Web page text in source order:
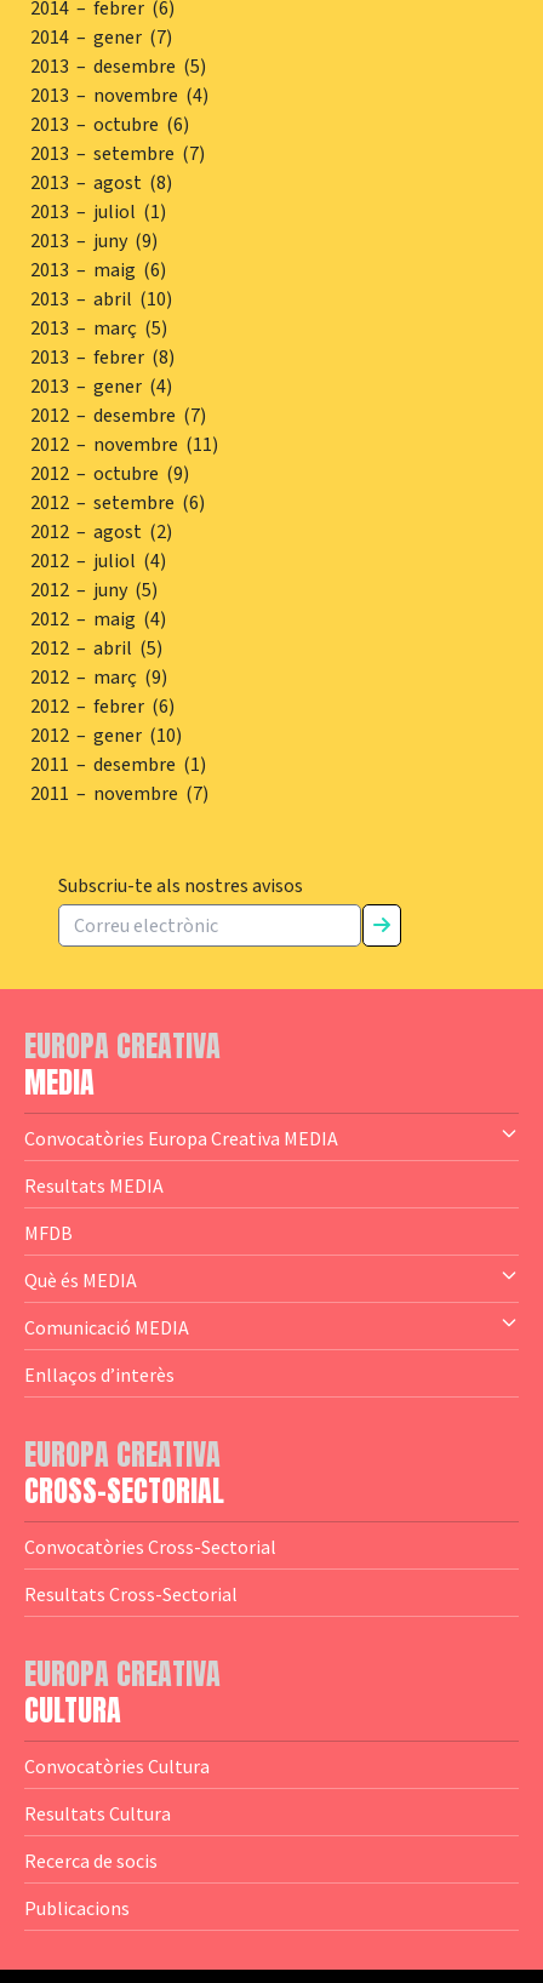
2014 – febrer (6)
2014 – gener (7)
2013 – desembre (5)
2013 – novembre (4)
2013 – octubre (6)
2013 – setembre (7)
2013 – agost (8)
2013 – juliol (1)
2013 – juny (9)
2013 – maig (6)
2013 – abril (10)
2013 – març (5)
2013 – febrer (8)
2013 – gener (4)
2012 – desembre (7)
2012 – novembre (11)
2012 – octubre (9)
2012 – setembre (6)
2012 – agost (2)
2012 – juliol (4)
2012 – juny (5)
2012 – maig (4)
2012 – abril (5)
2012 – març (9)
2012 – febrer (6)
2012 – gener (10)
2011 – desembre (1)
2011 – novembre (7)
Subscriu-te als nostres avisos
EUROPA CREATIVA
MEDIA
Convocatòries Europa Creativa MEDIA
— Content Cluster
— Business Cluster
— Audience Cluster
— Altres
Resultats MEDIA
MFDB
Què és MEDIA
— El subprograma MEDIA
— Agència Executiva
— Logotips
Comunicació MEDIA
— Estrenes a Catalunya
— Notícies
— Publicacions
— Guies MEDIA
— Altres Guies
— Presentacions
— Estudis
Enllaços d’interès
EUROPA CREATIVA
CROSS-SECTORIAL
Convocatòries Cross-Sectorial
Resultats Cross-Sectorial
EUROPA CREATIVA
CULTURA
Convocatòries Cultura
Resultats Cultura
Recerca de socis
Publicacions